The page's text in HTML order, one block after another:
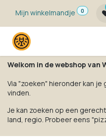
Mijn winkelmandje
0
Welkom in de webshop van
Via "zoeken" hieronder kan
vinden.
Je kan zoeken op een
land, regio. Probeer eens